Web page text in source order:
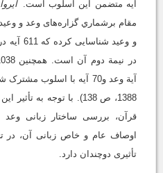
آیه متضمن این اسلوب است.
آیة وعد و70 آیه با اسلوب
1388، ص 138). با توجه به
قرآن، بررسی ساختار زبانی وعد
اوصاف عام و خاص زبانی آن، در
تأثیری دوچندان دارد.